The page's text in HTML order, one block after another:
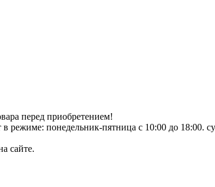
перед приобретением!
понедельник-пятница с 10:00 до 18:00.
сайте.